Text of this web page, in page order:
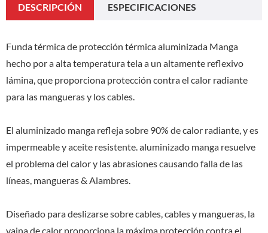
DESCRIPCIÓN ESPECIFICACIONES
Funda térmica de protección térmica aluminizada Manga
hecho por a alta temperatura tela a un altamente reflexivo
lámina, que proporciona protección contra el calor radiante
para las mangueras y los cables.
El aluminizado manga refleja sobre 90% de calor radiante, y es
impermeable y aceite resistente. aluminizado manga resuelve
el problema del calor y las abrasiones causando falla de las
líneas, mangueras & Alambres.
Diseñado para deslizarse sobre cables, cables y mangueras, la
vaina de calor proporciona la máxima protección contra el